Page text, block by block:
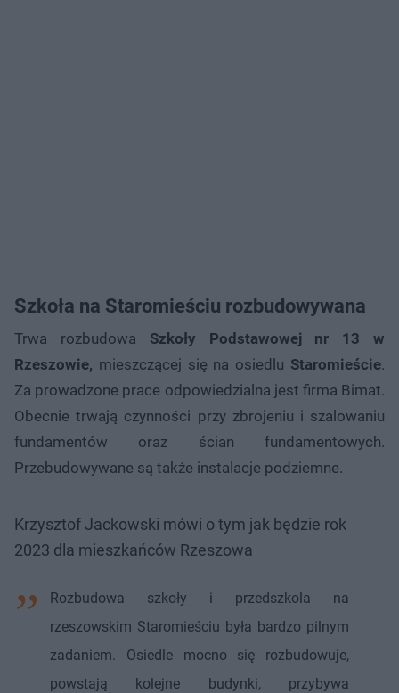
Szkoła na Staromieściu rozbudowywana
Trwa rozbudowa Szkoły Podstawowej nr 13 w
Rzeszowie, mieszczącej się na osiedlu Staromieście.
Za prowadzone prace odpowiedzialna jest firma Bimat.
Obecnie trwają czynności przy zbrojeniu i szalowaniu
fundamentów oraz ścian fundamentowych.
Przebudowywane są także instalacje podziemne.
Krzysztof Jackowski mówi o tym jak będzie rok
2023 dla mieszkańców Rzeszowa
Rozbudowa szkoły i przedszkola na
rzeszowskim Staromieściu była bardzo pilnym
zadaniem. Osiedle mocno się rozbudowuje,
powstają kolejne budynki, przybywa